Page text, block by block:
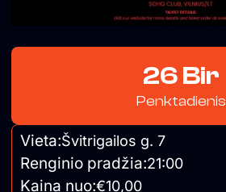
26 Bir
Penktadienis
Vieta:Švitrigailos g. 7
Renginio pradžia:21:00
Kaina nuo:€10,00